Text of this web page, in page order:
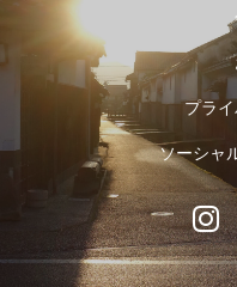
プラ
ソーシャ